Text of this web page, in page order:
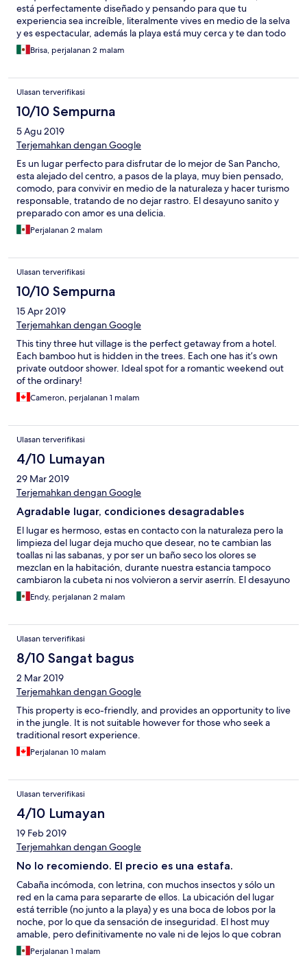
está perfectamente diseñado y pensando para que tu
experiencia sea increíble, literalmente vives en medio de la selva
y es espectacular, además la playa está muy cerca y te dan todo
para que puedas disfrutar Del Mar, que para mí fue la playa más
bonita de mi viaje, súper tranquila sin vendedores, sin gente !!!
de esta experiencia es increíble!
Brisa, perjalanan 2 malam
Ulasan terverifikasi
10/10 Sempurna
5 Agu 2019
Terjemahkan dengan Google
Es un lugar perfecto para disfrutar de lo mejor de San Pancho,
esta alejado del centro, a pasos de la playa, muy bien pensado,
comodo, para convivir en medio de la naturaleza y hacer turismo
responsable, tratando de no dejar rastro. El desayuno sanito y
preparado con amor es una delicia.
Perjalanan 2 malam
Ulasan terverifikasi
10/10 Sempurna
15 Apr 2019
Terjemahkan dengan Google
This tiny three hut village is the perfect getaway from a hotel.
Each bamboo hut is hidden in the trees. Each one has it’s own
private outdoor shower. Ideal spot for a romantic weekend out
of the ordinary!
Cameron, perjalanan 1 malam
Ulasan terverifikasi
4/10 Lumayan
29 Mar 2019
Terjemahkan dengan Google
Agradable lugar, condiciones desagradables
El lugar es hermoso, estas en contacto con la naturaleza pero la
limpieza del lugar deja mucho que desear, no te cambian las
toallas ni las sabanas, y por ser un baño seco los olores se
mezclan en la habitación, durante nuestra estancia tampoco
cambiaron la cubeta ni nos volvieron a servir aserrín. El desayuno
es muy limitado, nunca se llevaron la lonchera en que lo dejan y
el segundo día salimos y aun no lo servían. La ducha esta al aire
tuvimos agua caliente. Un gran lugar con mucha oportunidad de
mejorar. Para mi sería una experiencia para tener 1 sola vez, no
me quedo con buena experiencia.
Endy, perjalanan 2 malam
Ulasan terverifikasi
8/10 Sangat bagus
2 Mar 2019
Terjemahkan dengan Google
This property is eco-friendly, and provides an opportunity to live
in the jungle. It is not suitable however for those who seek a
traditional resort experience.
Perjalanan 10 malam
Ulasan terverifikasi
4/10 Lumayan
19 Feb 2019
Terjemahkan dengan Google
No lo recomiendo. El precio es una estafa.
Cabaña incómoda, con letrina, con muchos insectos y sólo un
red en la cama para separarte de ellos. La ubicación del lugar
está terrible (no junto a la playa) y es una boca de lobos por la
noche, por lo que da sensación de inseguridad. El host muy
amable, pero definitivamente no vale ni de lejos lo que cobran
por noche, me sentí estafado (además que te cobran 4%
adicional si pagas con tarjeta, lo cual evidentemente no
Perjalanan 1 malam